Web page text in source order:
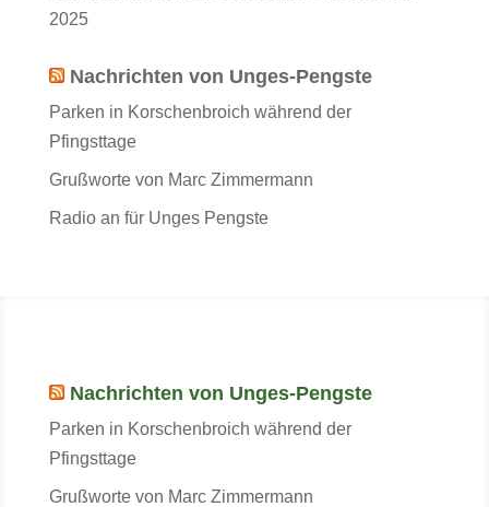
2025
Nachrichten von Unges-Pengste
Parken in Korschenbroich während der
Pfingsttage
Grußworte von Marc Zimmermann
Radio an für Unges Pengste
Nachrichten von Unges-Pengste
Parken in Korschenbroich während der
Pfingsttage
Grußworte von Marc Zimmermann